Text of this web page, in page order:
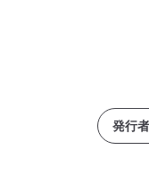
発行